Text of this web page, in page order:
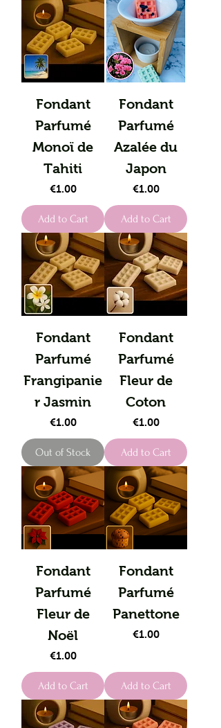
Fondant
Parfumé
Monoï de
Tahiti
Price
€1.00
Add to Cart
Fondant
Parfumé
Azalée du
Japon
Price
€1.00
Add to Cart
Fondant
Parfumé
Frangipanie
r Jasmin
Price
€1.00
Out of Stock
Fondant
Parfumé
Fleur de
Coton
Price
€1.00
Add to Cart
Fondant
Parfumé
Fleur de
Noël
Price
€1.00
Add to Cart
Fondant
Parfumé
Panettone
Price
€1.00
Add to Cart